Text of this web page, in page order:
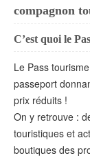
compagnon
C’est quoi le
Le Pass
passeport
prix réduits !
On y retrouve :
touristiques et
boutiques des